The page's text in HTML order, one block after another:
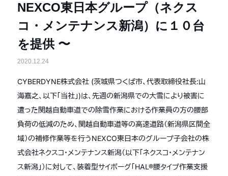
NEXCO東日本グループ（ネクス
コ・メンテナンス新潟）に１０台
を提供 〜
2020.12.24
CYBERDYNE株式会社 (茨城県つくば市、代表取締役社長:山
海嘉之、以下「当社」)は、先週の新潟県での大雪により被害に
遭った関越自動車道での除雪作業における作業員の方の腰部
負荷の低減のため、関越自動車道等の高速道路（新潟県区間全
域）の補修作業等を行うNEXCO東日本のグループ子会社の株
式会社ネクスコ・メンテナンス新潟（以下「ネクスコ・メンテナン
ス新潟」）に対して、装着型サイボーグ「HAL®腰タイプ作業支援